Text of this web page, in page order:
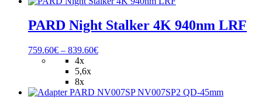
PARD Night Stalker 4K 940nm LRF
759.60€ – 839.60€Price
839.60€
4x
5,6x
8x